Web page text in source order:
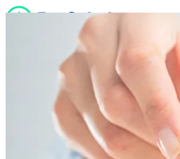
Quiénes somos Servicios Noticias
Trabaja con nosotros